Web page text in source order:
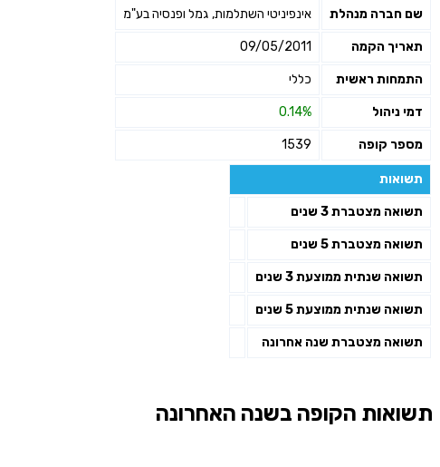
שם חברה מנהלת אינפיניטי השתלמות, גמל ופנסיה בע"מ
תאריך הקמה 09/05/2011
התמחות ראשית כללי
דמי ניהול 0.14%
מספר קופה 1539
תשואות
תשואה מצטברת 3 שנים
תשואה מצטברת 5 שנים
תשואה שנתית ממוצעת 3 שנים
תשואה שנתית ממוצעת 5 שנים
תשואה מצטברת שנה אחרונה
תשואות הקופה בשנה האחרונה